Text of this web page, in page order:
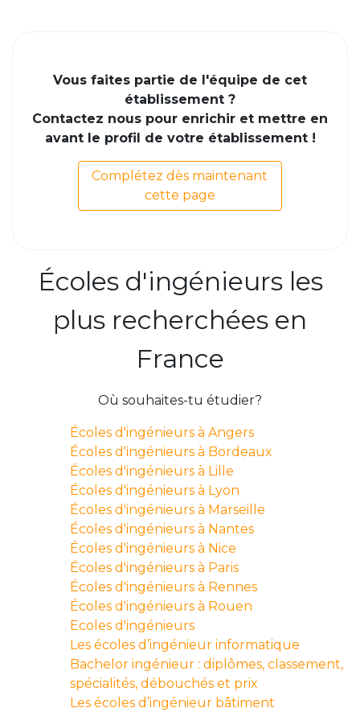
Vous faites partie de l'équipe de cet
établissement ?
Contactez nous pour enrichir et mettre en
avant le profil de votre établissement !
Complétez dès maintenant
cette page
Écoles d'ingénieurs les
plus recherchées en
France
Où souhaites-tu étudier?
Écoles d'ingénieurs à Angers
Écoles d'ingénieurs à Bordeaux
Écoles d'ingénieurs à Lille
Écoles d'ingénieurs à Lyon
Écoles d'ingénieurs à Marseille
Écoles d'ingénieurs à Nantes
Écoles d'ingénieurs à Nice
Écoles d'ingénieurs à Paris
Écoles d'ingénieurs à Rennes
Écoles d'ingénieurs à Rouen
Ecoles d'ingénieurs
Les écoles d’ingénieur informatique
Bachelor ingénieur : diplômes, classement,
spécialités, débouchés et prix
Les écoles d’ingénieur bâtiment